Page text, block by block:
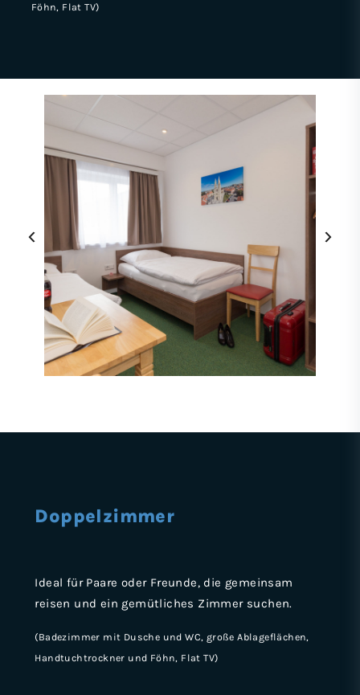
Föhn, Flat TV)
‹ ›
Doppelzimmer
Ideal für Paare oder Freunde, die gemeinsam
reisen und ein gemütliches Zimmer suchen.
(Badezimmer mit Dusche und WC, große Ablageflächen,
Handtuchtrockner und Föhn, Flat TV)